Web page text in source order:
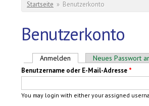
Sie sind hier
Startseite » Benutzerkonto
Benutzerkonto
Haupt-Reiter
Anmelden (aktiver Reiter)
Neues Passwort
Benutzername oder E-Mail-Adresse *
You may login with either your assigned